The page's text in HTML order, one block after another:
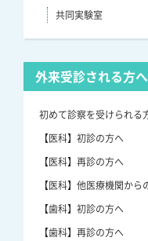
共同実験室
外来受診される方へ
初めて診察を受けられる
【医科】初診の方へ
【医科】再診の方へ
【医科】他医療機関か
【歯科】初診の方へ
【歯科】再診の方へ